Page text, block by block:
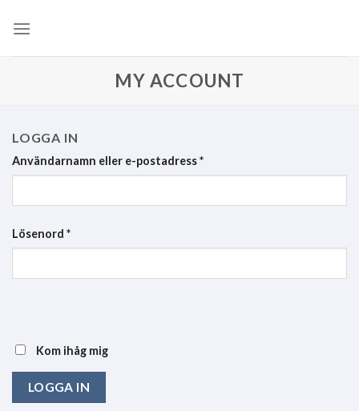
MY ACCOUNT
LOGGA IN
Användarnamn eller e-postadress*
Lösenord *
Kom ihåg mig
LOGGA IN